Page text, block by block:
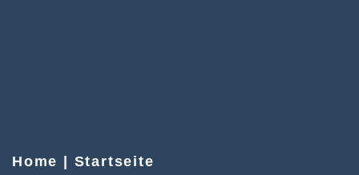
Home | Startseite